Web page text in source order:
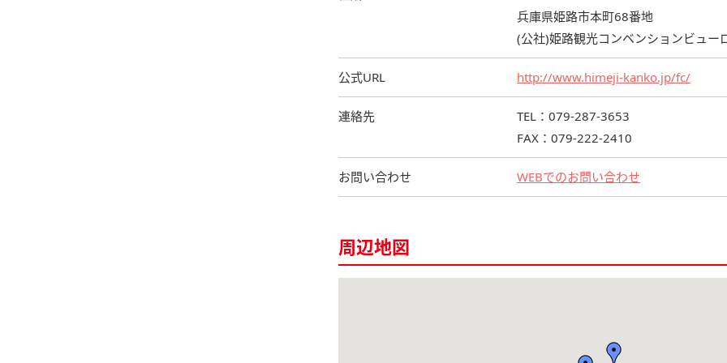
兵庫県姫路市本町68番地
(公社)姫路観光コンベンションビュー
公式URL http://www.himeji-kanko.jp/fc/
連絡先
TEL：079-287-3653
FAX：079-222-2410
お問い合わせ WEBでのお問い合わせ
周辺地図